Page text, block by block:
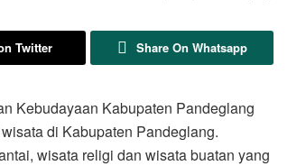
Twitter Share On Whatsapp
Kebudayaan Kabupaten Pandeglang
di Kabupaten Pandeglang.
wisata religi dan wisata buatan yang